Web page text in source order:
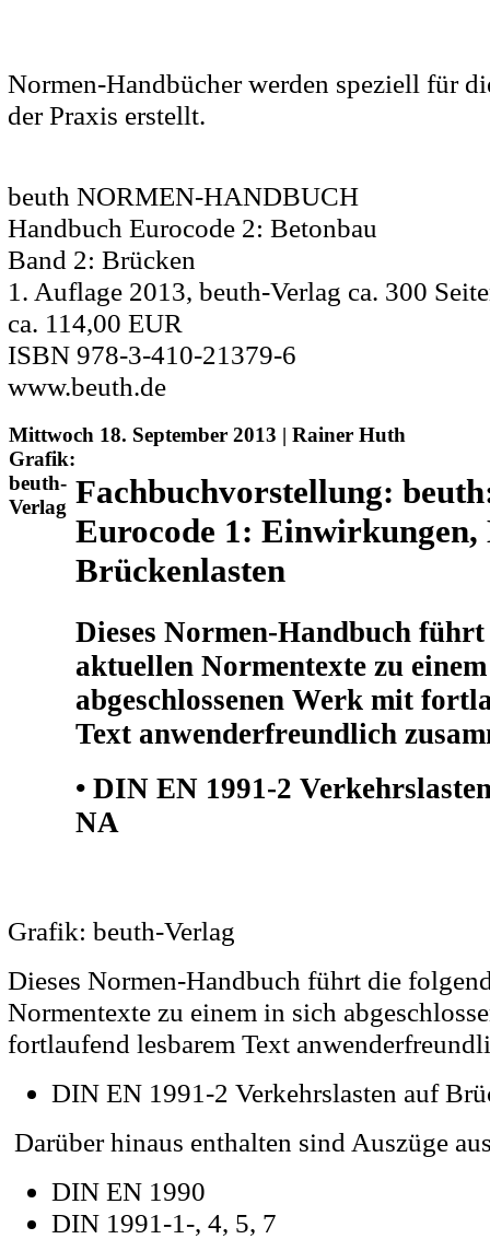
Normen-Handbücher werden speziell für
der Praxis erstellt.
beuth NORMEN-HANDBUCH
Handbuch Eurocode 2: Betonbau
Band 2: Brücken
1. Auflage 2013, beuth-Verlag ca. 300
ca. 114,00 EUR
ISBN 978-3-410-21379-6
www.beuth.de
Mittwoch 18. September 2013 | Rainer Huth
Grafik:
beuth-
Verlag Fachbuchvorstellung:
Eurocode 1: Einwirkungen,
Brückenlasten
Dieses Normen-Handbuch
aktuellen Normentexte zu
abgeschlossenen Werk mit
Text anwenderfreundlich
• DIN EN 1991-2
NA
Grafik: beuth-Verlag
Dieses Normen-Handbuch führt die
Normentexte zu einem in sich
fortlaufend lesbarem Text
DIN EN 1991-2 Verkehrslasten auf
Darüber hinaus enthalten sind Auszüge
DIN EN 1990
DIN 1991-1-, 4, 5, 7